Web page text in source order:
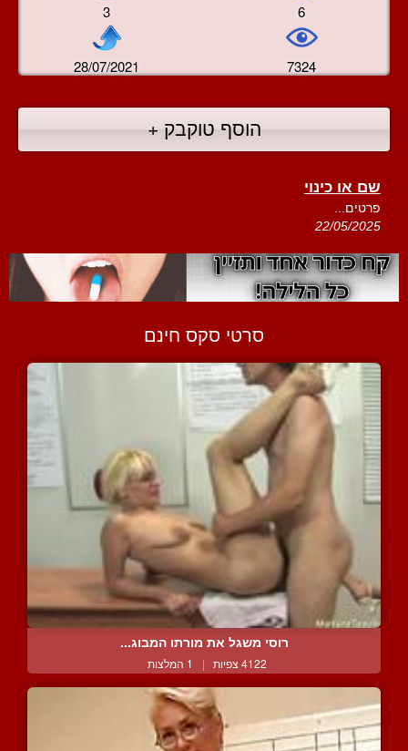
3 6
28/07/2021 7324
הוסף טוקבק +
שם או כינוי
פרטים...
22/05/2025
סרטי סקס חינם
רוסי משגל את מורתו המבוג...
4122 צפיות | 1 המלצות